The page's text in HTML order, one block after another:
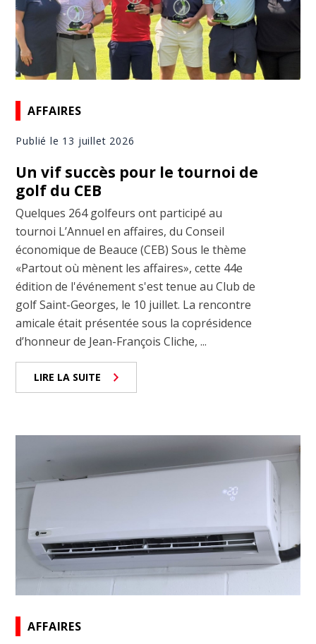
AFFAIRES
Publié le 13 juillet 2026
Un vif succès pour le tournoi de
golf du CEB
Quelques 264 golfeurs ont participé au
tournoi L’Annuel en affaires, du Conseil
économique de Beauce (CEB) Sous le thème
«Partout où mènent les affaires», cette 44e
édition de l'événement s'est tenue au Club de
golf Saint-Georges, le 10 juillet. La rencontre
amicale était présentée sous la coprésidence
d’honneur de Jean-François Cliche, ...
LIRE LA SUITE
AFFAIRES